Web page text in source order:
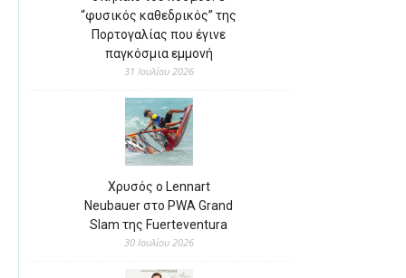
“φυσικός καθεδρικός” της
Πορτογαλίας που έγινε
παγκόσμια εμμονή
31 Ιουλίου 2026
Χρυσός ο Lennart
Neubauer στο PWA Grand
Slam της Fuerteventura
30 Ιουλίου 2026